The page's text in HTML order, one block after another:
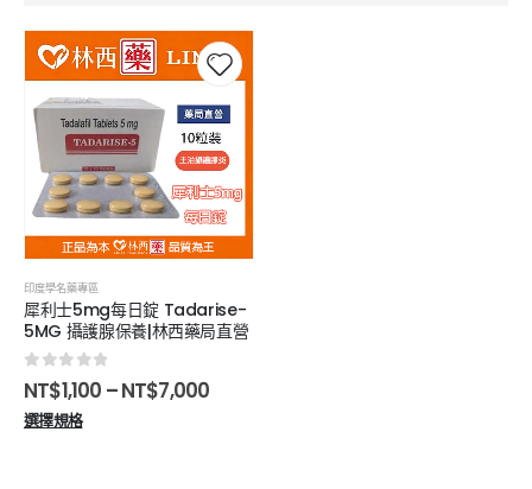
印度學名藥專區
犀利士5mg每日錠 Tadarise-
5MG 攝護腺保養|林西藥局直營
0out of 5
NT$1,100 –NT$7,000
選擇規格